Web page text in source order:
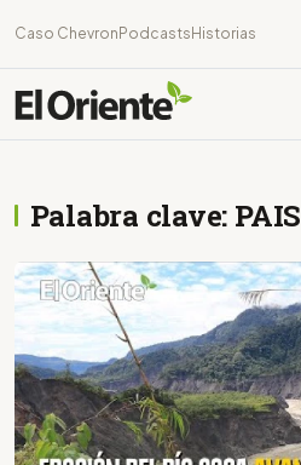
Caso Chevron Podcasts Historias
Palabra clave: PAIS